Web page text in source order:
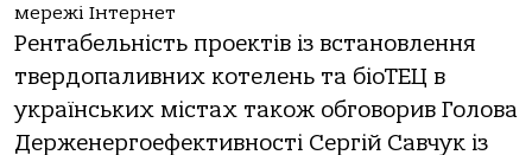
мережі Інтернет
Рентабельність проектів із встановлення
твердопаливних котелень та біоТЕЦ в
українських містах також обговорив Голова
Держенергоефективності Сергій Савчук із